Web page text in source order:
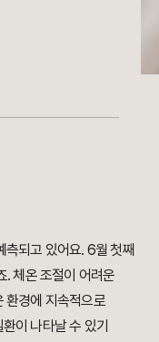
측되고 있어요. 6월 첫째
. 체온 조절이 어려운
환경에 지속적으로
이 나타날 수 있기